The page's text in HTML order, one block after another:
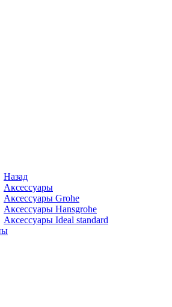
Назад
Аксессуары
Аксессуары Grohe
Аксессуары Hansgrohe
Аксессуары Ideal standard